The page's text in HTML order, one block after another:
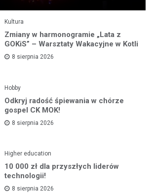
Kultura
Zmiany w harmonogramie „Lata z
GOKiS” – Warsztaty Wakacyjne w Kotli
8 sierpnia 2026
Hobby
Odkryj radość śpiewania w chórze
gospel CK MOK!
8 sierpnia 2026
Higher education
10 000 zł dla przyszłych liderów
technologii!
8 sierpnia 2026